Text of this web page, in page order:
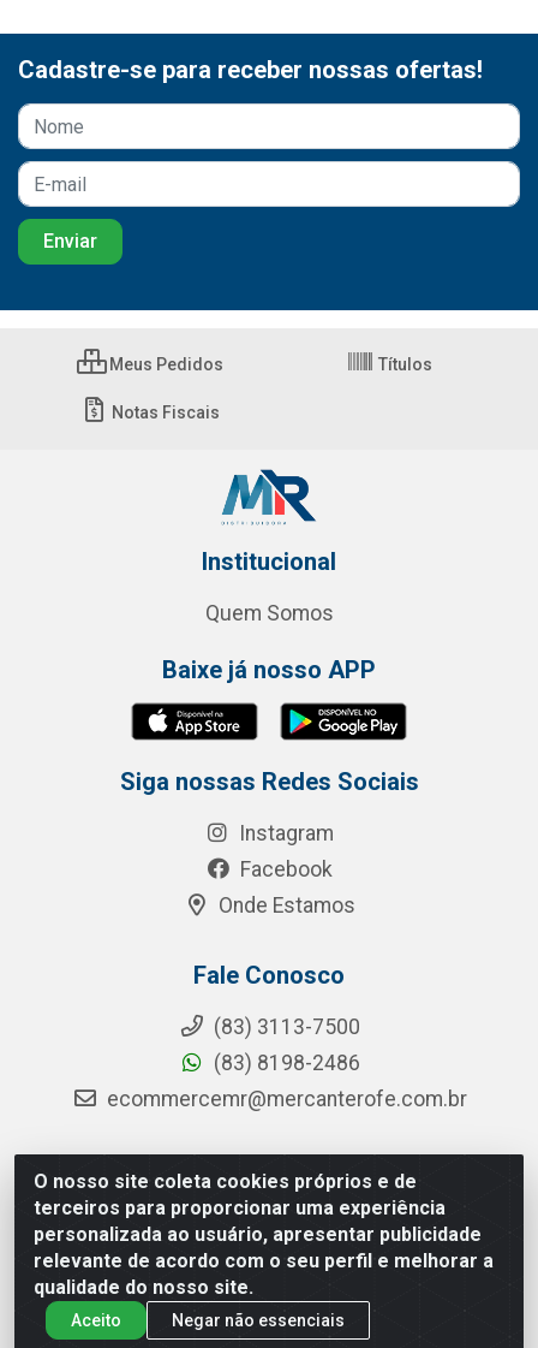
O nosso site coleta cookies próprios e de
terceiros para proporcionar uma experiência
personalizada ao usuário, apresentar publicidade
relevante de acordo com o seu perfil e melhorar a
qualidade do nosso site.
Aceito Negar não essenciais
Cadastre-se para receber nossas ofertas!
Meus Pedidos Títulos
Notas Fiscais
Institucional
Quem Somos
Baixe já nosso APP
Siga nossas Redes Sociais
Instagram
Facebook
Onde Estamos
Fale Conosco
(83) 3113-7500
(83) 8198-2486
ecommercemr@mercanterofe.com.br
MR Distribuidora - Rua Hortêncio Ribeiro de Luna, 3777 -
Distrito Industrial, João Pessoa/PB - CEP 58081-400 - CNPJ
35.428.312/0001-85